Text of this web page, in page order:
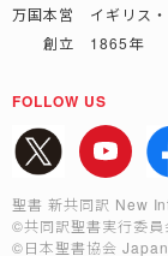
万国本営 イギリス・
創立 1865年
FOLLOW US
聖書 新共同訳 New
©共同訳聖書実行委員
©日本聖書協会